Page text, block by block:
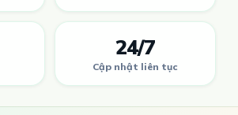
24/7
Cập nhật liên tục